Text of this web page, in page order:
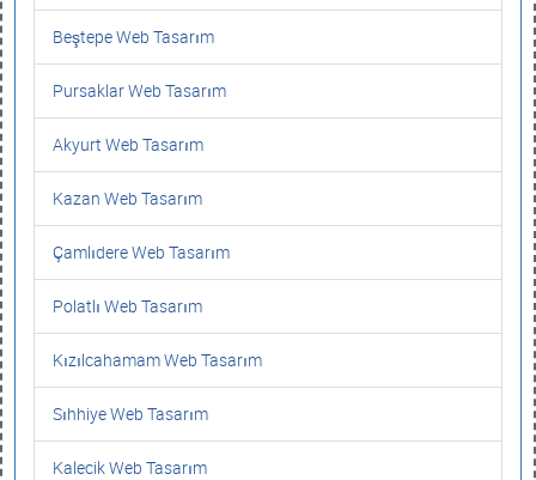
Beştepe Web Tasarım
Pursaklar Web Tasarım
Akyurt Web Tasarım
Kazan Web Tasarım
Çamlıdere Web Tasarım
Polatlı Web Tasarım
Kızılcahamam Web Tasarım
Sıhhiye Web Tasarım
Kalecik Web Tasarım